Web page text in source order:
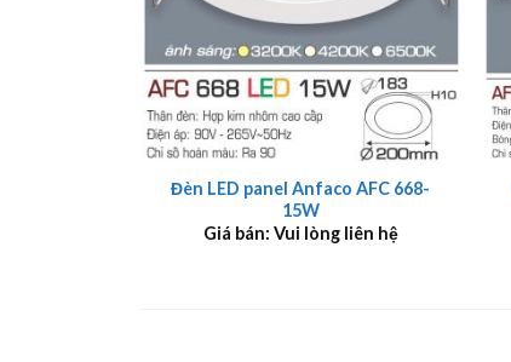
+
Đèn LED panel Anfaco AFC 668-
15W
Giá bán: Vui lòng liên hệ